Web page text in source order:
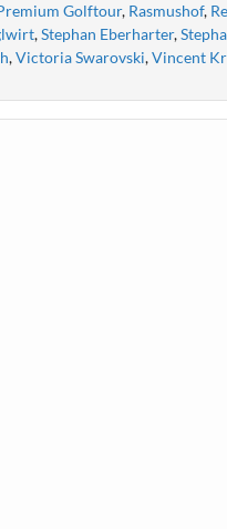
Golftour, Rasmushof,
,Stephan Eberharter,
,Victoria Swarovski,Vincent